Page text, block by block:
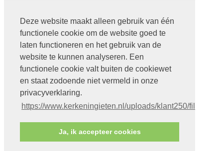
Deze website maakt alleen gebruik van één
functionele cookie om de website goed te
laten functioneren en het gebruik van de
website te kunnen analyseren. Een
functionele cookie valt buiten de cookiewet
en staat zodoende niet vermeld in onze
privacyverklaring.
https://www.kerkeningieten.nl/uploads/klant250/files/
Ja, ik accepteer cookies